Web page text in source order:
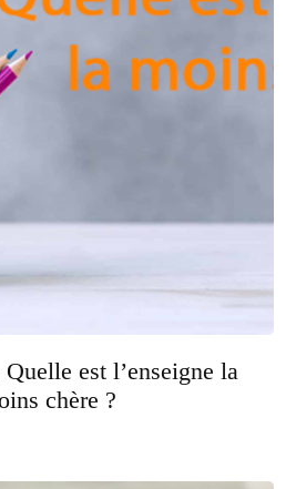
est l’enseigne la
chère ?